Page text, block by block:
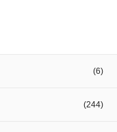
(6)
(244)